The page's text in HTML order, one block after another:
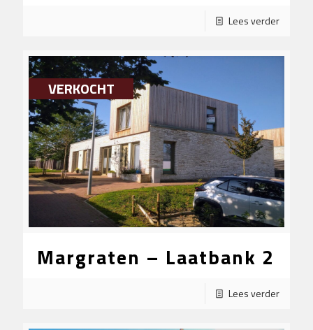
Lees verder
VERKOCHT
Margraten – Laatbank 2
Lees verder